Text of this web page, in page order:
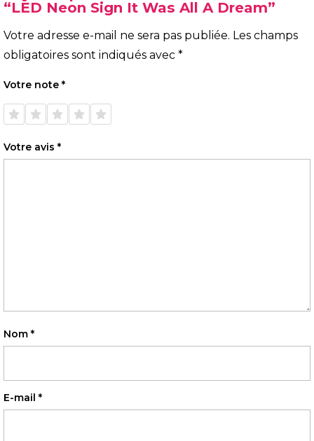
“LED Neon Sign It Was All A Dream”
Votre adresse e-mail ne sera pas publiée. Les champs
obligatoires sont indiqués avec *
Votre note *
1 étoile
sur 5
2 étoiles
sur 5
3 étoiles
sur 5
4 étoiles
sur 5
5 étoiles
sur 5
Votre avis *
Nom *
E-mail *